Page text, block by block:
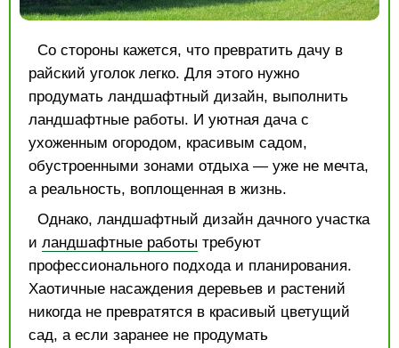
Со стороны кажется, что превратить дачу в
райский уголок легко. Для этого нужно
продумать ландшафтный дизайн, выполнить
ландшафтные работы. И уютная дача с
ухоженным огородом, красивым садом,
обустроенными зонами отдыха — уже не мечта,
а реальность, воплощенная в жизнь.
Однако, ландшафтный дизайн дачного участка
и ландшафтные работы требуют
профессионального подхода и планирования.
Хаотичные насаждения деревьев и растений
никогда не превратятся в красивый цветущий
сад, а если заранее не продумать